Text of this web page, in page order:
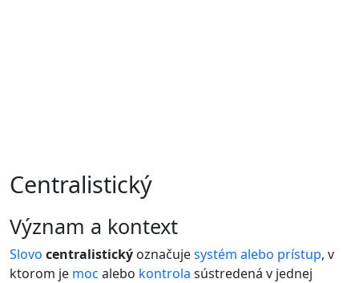
Centralistický
význam a kontext
Slovo centralistický označujesystém alebo prístup, v
ktorom je moc alebo kontrola sústredená v jednej